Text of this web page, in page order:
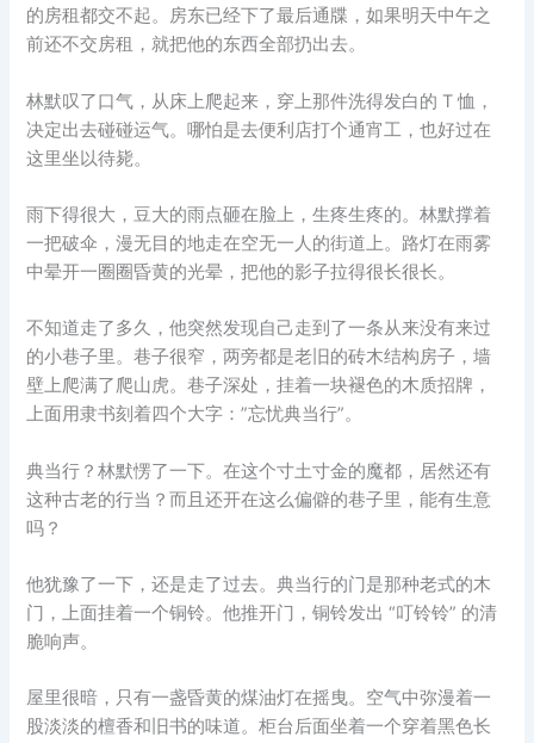
的房租都交不起。房东已经下了最后通牒，如果明天中午之
前还不交房租，就把他的东西全部扔出去。
林默叹了口气，从床上爬起来，穿上那件洗得发白的 T 恤，
决定出去碰碰运气。哪怕是去便利店打个通宵工，也好过在
这里坐以待毙。
雨下得很大，豆大的雨点砸在脸上，生疼生疼的。林默撑着
一把破伞，漫无目的地走在空无一人的街道上。路灯在雨雾
中晕开一圈圈昏黄的光晕，把他的影子拉得很长很长。
不知道走了多久，他突然发现自己走到了一条从来没有来过
的小巷子里。巷子很窄，两旁都是老旧的砖木结构房子，墙
壁上爬满了爬山虎。巷子深处，挂着一块褪色的木质招牌，
上面用隶书刻着四个大字：”忘忧典当行”。
典当行？林默愣了一下。在这个寸土寸金的魔都，居然还有
这种古老的行当？而且还开在这么偏僻的巷子里，能有生意
吗？
他犹豫了一下，还是走了过去。典当行的门是那种老式的木
门，上面挂着一个铜铃。他推开门，铜铃发出 “叮铃铃” 的清
脆响声。
屋里很暗，只有一盏昏黄的煤油灯在摇曳。空气中弥漫着一
股淡淡的檀香和旧书的味道。柜台后面坐着一个穿着黑色长